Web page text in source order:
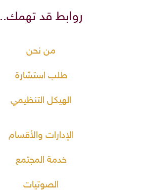
روابط قد تهمك..
من نحن
طلب استشارة
الهيكل التنظيمي
الإدارات والأقسام
خدمة المجتمع
الصوتيات